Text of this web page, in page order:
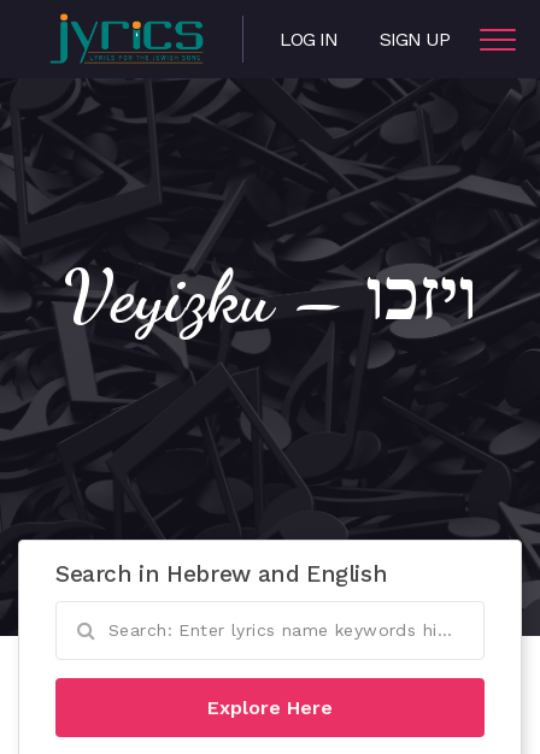
LOG IN SIGN UP
Veyizku – ויזכו
Search in Hebrew and English
Explore Here